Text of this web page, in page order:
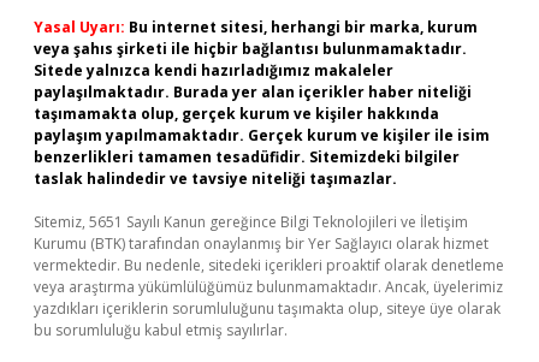
Yasal Uyarı: Bu internet sitesi, herhangi bir marka, kurum
veya şahıs şirketi ile hiçbir bağlantısı bulunmamaktadır.
Sitede yalnızca kendi hazırladığımız makaleler
paylaşılmaktadır. Burada yer alan içerikler haber niteliği
taşımamakta olup, gerçek kurum ve kişiler hakkında
paylaşım yapılmamaktadır. Gerçek kurum ve kişiler ile isim
benzerlikleri tamamen tesadüfidir. Sitemizdeki bilgiler
taslak halindedir ve tavsiye niteliği taşımazlar.
Sitemiz, 5651 Sayılı Kanun gereğince Bilgi Teknolojileri ve İletişim
Kurumu (BTK) tarafından onaylanmış bir Yer Sağlayıcı olarak hizmet
vermektedir. Bu nedenle, sitedeki içerikleri proaktif olarak denetleme
veya araştırma yükümlülüğümüz bulunmamaktadır. Ancak, üyelerimiz
yazdıkları içeriklerin sorumluluğunu taşımakta olup, siteye üye olarak
bu sorumluluğu kabul etmiş sayılırlar.